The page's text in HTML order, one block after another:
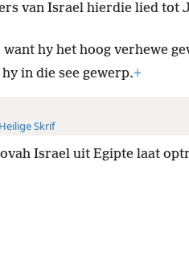
van Israel hierdie lied tot
hy het hoog verhewe
in die see gewerp.+
Skrif
Israel uit Egipte laat